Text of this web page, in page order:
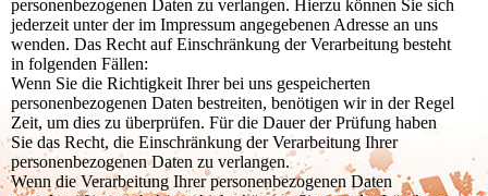
personenbezogenen Daten zu verlangen. Hierzu können Sie sich
jederzeit unter der im Impressum angegebenen Adresse an uns
wenden. Das Recht auf Einschränkung der Verarbeitung besteht
in folgenden Fällen:
Wenn Sie die Richtigkeit Ihrer bei uns gespeicherten
personenbezogenen Daten bestreiten, benötigen wir in der Regel
Zeit, um dies zu überprüfen. Für die Dauer der Prüfung haben
Sie das Recht, die Einschränkung der Verarbeitung Ihrer
personenbezogenen Daten zu verlangen.
Wenn die Verarbeitung Ihrer personenbezogenen Daten